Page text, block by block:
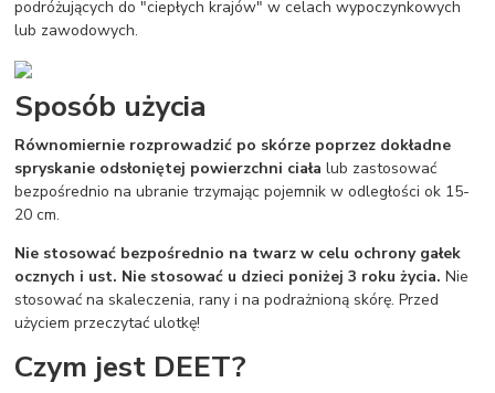
podróżujących do "ciepłych krajów" w celach wypoczynkowych
lub zawodowych.
Sposób użycia
Równomiernie rozprowadzić po skórze poprzez dokładne
spryskanie odsłoniętej powierzchni ciała lub zastosować
bezpośrednio na ubranie trzymając pojemnik w odległości ok 15-
20 cm.
Nie stosować bezpośrednio na twarz w celu ochrony gałek
ocznych i ust. Nie stosować u dzieci poniżej 3 roku życia. Nie
stosować na skaleczenia, rany i na podrażnioną skórę. Przed
użyciem przeczytać ulotkę!
Czym jest DEET?